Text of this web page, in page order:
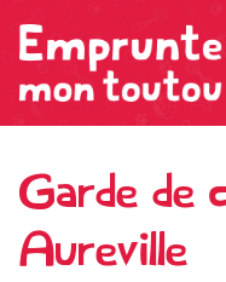
Garde de
Aureville